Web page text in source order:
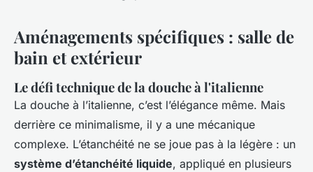
Aménagements spécifiques : salle de
bain et extérieur
Le défi technique de la douche à l'italienne
La douche à l’italienne, c’est l’élégance même. Mais
derrière ce minimalisme, il y a une mécanique
complexe. L’étanchéité ne se joue pas à la légère : un
système d’étanchéité liquide, appliqué en plusieurs